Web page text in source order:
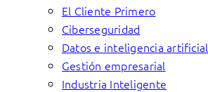
El Cliente Primero
Ciberseguridad
Datos e inteligencia artificial
Gestión empresarial
Industria Inteligente